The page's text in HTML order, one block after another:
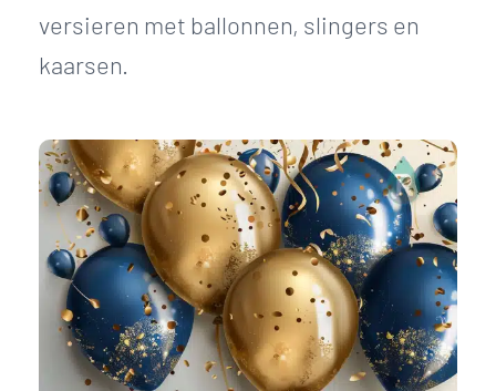
versieren met ballonnen, slingers en
kaarsen.